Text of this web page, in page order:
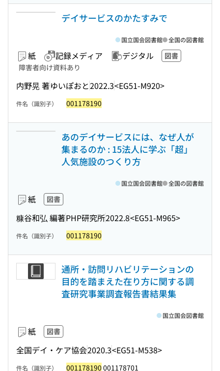
デイサービスのかたすみで
紙 記録メディア デジタル
図書
障害者向け資料あり
内野晃 著ゆいぽおと2022.3<EG51-M920>
国立国会図書館 全国の図書館
件名（識別子） 001178190
あのデイサービスには、なぜ人が
集まるのか : 15法人に学ぶ「超」
人気施設のつくり方
紙 図書
糠谷和弘 編著PHP研究所2022.8<EG51-M965>
国立国会図書館 全国の図書館
件名（識別子） 001178190
通所・訪問リハビリテーションの
目的を踏まえた在り方に関する調
査研究事業調査報告書結果集
紙 図書
全国デイ・ケア協会2020.3<EG51-M538>
国立国会図書館
件名（識別子） 001178190 001178701